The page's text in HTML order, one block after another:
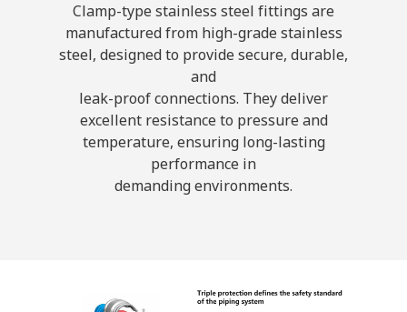
Clamp-type stainless steel fittings are
manufactured from high-grade stainless
steel, designed to provide secure, durable,
and
leak-proof connections. They deliver
excellent resistance to pressure and
temperature, ensuring long-lasting
performance in
demanding environments.